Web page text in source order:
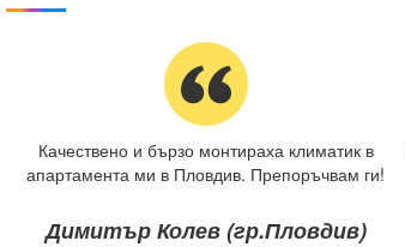
Качествено и бързо монтираха климатик в
апартамента ми в Пловдив. Препоръчвам ги!
Димитър Колев (гр.Пловдив)